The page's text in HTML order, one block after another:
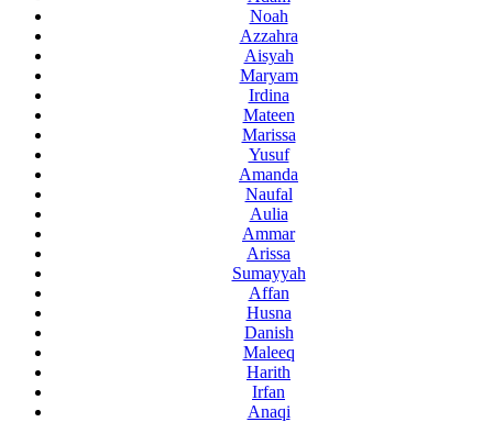
Noah
Azzahra
Aisyah
Maryam
Irdina
Mateen
Marissa
Yusuf
Amanda
Naufal
Aulia
Ammar
Arissa
Sumayyah
Affan
Husna
Danish
Maleeq
Harith
Irfan
Anaqi